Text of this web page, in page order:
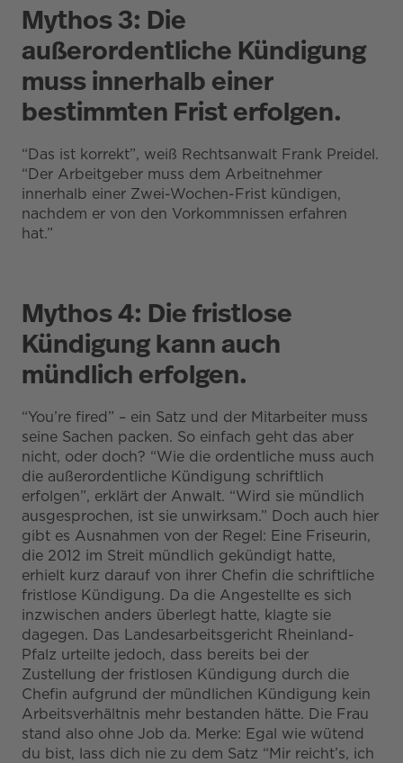
Mythos 3: Die
außerordentliche Kündigung
muss innerhalb einer
bestimmten Frist erfolgen.
“Das ist korrekt”, weiß Rechtsanwalt Frank Preidel.
“Der Arbeitgeber muss dem Arbeitnehmer
innerhalb einer Zwei-Wochen-Frist kündigen,
nachdem er von den Vorkommnissen erfahren
hat.”
Mythos 4: Die fristlose
Kündigung kann auch
mündlich erfolgen.
“You’re fired” – ein Satz und der Mitarbeiter muss
seine Sachen packen. So einfach geht das aber
nicht, oder doch? “Wie die ordentliche muss auch
die außerordentliche Kündigung schriftlich
erfolgen”, erklärt der Anwalt. “Wird sie mündlich
ausgesprochen, ist sie unwirksam.” Doch auch hier
gibt es Ausnahmen von der Regel: Eine Friseurin,
die 2012 im Streit mündlich gekündigt hatte,
erhielt kurz darauf von ihrer Chefin die schriftliche
fristlose Kündigung. Da die Angestellte es sich
inzwischen anders überlegt hatte, klagte sie
dagegen. Das Landesarbeitsgericht Rheinland-
Pfalz urteilte jedoch, dass bereits bei der
Zustellung der fristlosen Kündigung durch die
Chefin aufgrund der mündlichen Kündigung kein
Arbeitsverhältnis mehr bestanden hätte. Die Frau
stand also ohne Job da. Merke: Egal wie wütend
du bist, lass dich nie zu dem Satz “Mir reicht’s, ich